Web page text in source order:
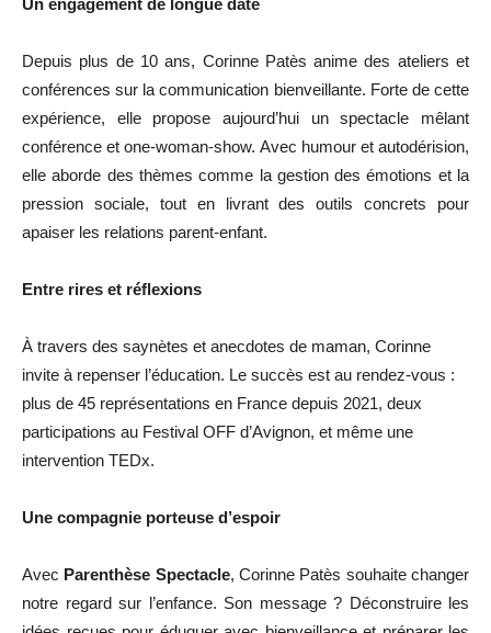
Un engagement de longue date
Depuis plus de 10 ans, Corinne Patès anime des ateliers et
conférences sur la communication bienveillante. Forte de cette
expérience, elle propose aujourd’hui un spectacle mêlant
conférence et one-woman-show. Avec humour et autodérision,
elle aborde des thèmes comme la gestion des émotions et la
pression sociale, tout en livrant des outils concrets pour
apaiser les relations parent-enfant.
Entre rires et réflexions
À travers des saynètes et anecdotes de maman, Corinne
invite à repenser l’éducation. Le succès est au rendez-vous :
plus de 45 représentations en France depuis 2021, deux
participations au Festival OFF d’Avignon, et même une
intervention TEDx.
Une compagnie porteuse d’espoir
Avec Parenthèse Spectacle, Corinne Patès souhaite changer
notre regard sur l’enfance. Son message ? Déconstruire les